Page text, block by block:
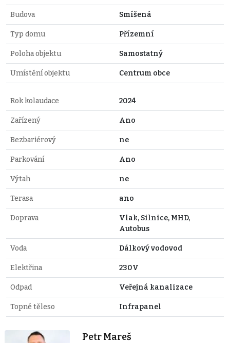
Budova Smíšená
Typ domu Přízemní
Poloha objektu Samostatný
Umístění objektu Centrum obce
Rok kolaudace 2024
Zařízený Ano
Bezbariérový ne
Parkování Ano
Výtah ne
Terasa ano
Doprava
Vlak, Silnice, MHD,
Autobus
Voda Dálkový vodovod
Elektřina 230V
Odpad Veřejná kanalizace
Topné těleso Infrapanel
Petr Mareš